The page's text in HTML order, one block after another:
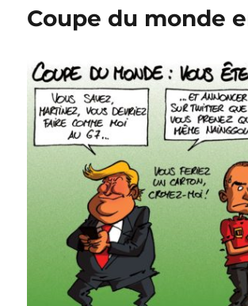
piège
Coupe du monde